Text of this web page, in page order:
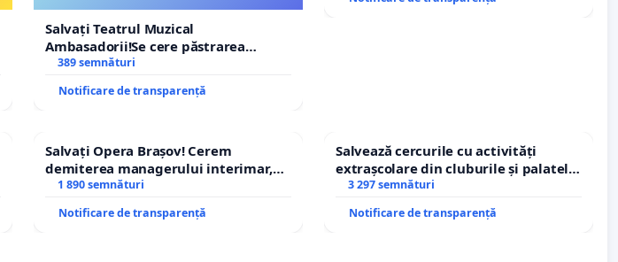
Salvați Teatrul Muzical
Ambasadorii!Se cere păstrarea
managerului general Mihai-Ciprian
389 semnături
Notificare de transparență
Salvați Opera Brașov! Cerem
demiterea managerului interimar,
Petrean Lucian-Marius!
1 890 semnături
Notificare de transparență
Salvează cercurile cu activități
extrașcolare din cluburile și palatele
copiilor
3 297 semnături
Notificare de transparență